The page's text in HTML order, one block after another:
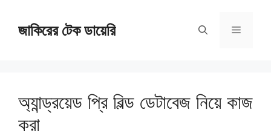
জাকিরের টেক ডায়েরি Menu
অ্যান্ড্রয়েড প্রি বিল্ড ডেটাবেজ নিয়ে কাজ
করা